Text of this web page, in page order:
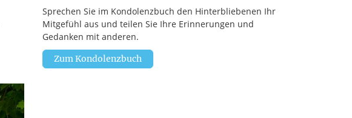
Sprechen Sie im Kondolenzbuch den Hinterbliebenen Ihr
Mitgefühl aus und teilen Sie Ihre Erinnerungen und
Gedanken mit anderen.
Zum Kondolenzbuch